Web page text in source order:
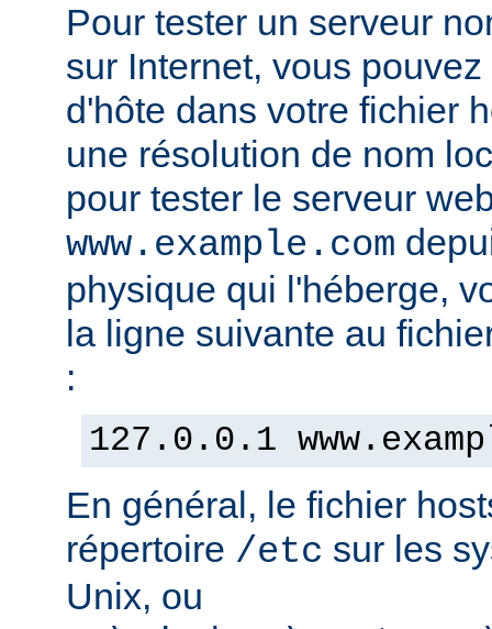
Pour tester un serveur
sur Internet, vous
d'hôte dans votre fichier
une résolution de nom
pour tester le serveur
www.example.com
physique qui l'héberge,
la ligne suivante au
:
127.0.0.1
En général, le fichier
répertoire /etc sur les
Unix, ou